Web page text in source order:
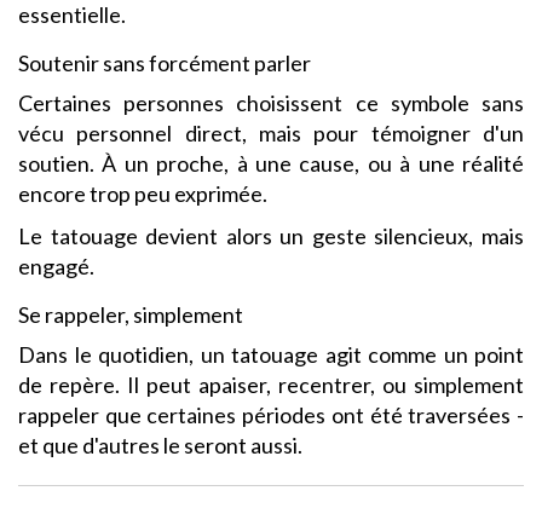
essentielle.
Soutenir sans forcément parler
Certaines personnes choisissent ce symbole sans
vécu personnel direct, mais pour témoigner d'un
soutien. À un proche, à une cause, ou à une réalité
encore trop peu exprimée.
Le tatouage devient alors un geste silencieux, mais
engagé.
Se rappeler, simplement
Dans le quotidien, un tatouage agit comme un point
de repère. Il peut apaiser, recentrer, ou simplement
rappeler que certaines périodes ont été traversées -
et que d'autres le seront aussi.